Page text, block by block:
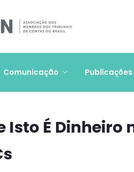
Comunicação Publicações
Isto É Dinheiro